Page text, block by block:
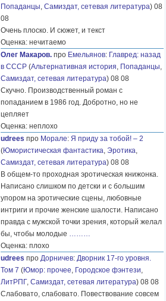
Попаданцы, Самиздат, сетевая литература) 08
08
Очень плоско. И сюжет, и текст
Оценка: нечитаемо
Олег Макаров. про Емельянов: Главред: назад
в СССР (Альтернативная история, Попаданцы,
Самиздат, сетевая литература) 08 08
Скучно. Производственный роман с
попаданием в 1986 год. Добротно, но не
цепляет
Оценка: неплохо
udrees про Морале: Я приду за тобой! – 2
(Юмористическая фантастика, Эротика,
Самиздат, сетевая литература) 08 08
В общем-то проходная эротическая книжонка.
Написано слишком по детски и с большим
упором на эротические сцены, любовные
интриги и прочие женские шалости. Написано
правда с мужской точки зрения, который желал
бы, чтобы молодые ………
Оценка: плохо
udrees про Дорничев: Дворник 17-го уровня.
Том 7 (Юмор: прочее, Городское фэнтези,
ЛитРПГ, Самиздат, сетевая литература) 08 08
Слабовато, слабовато. Повествование совсем